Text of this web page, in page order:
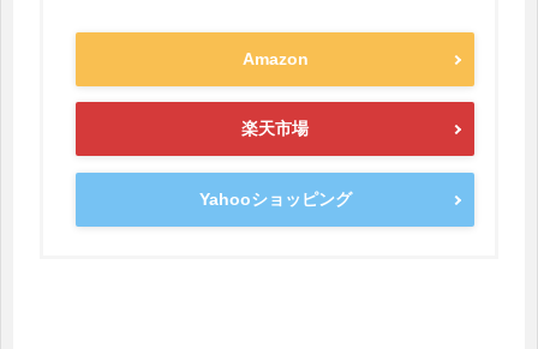
Amazon
楽天市場
Yahooショッピング